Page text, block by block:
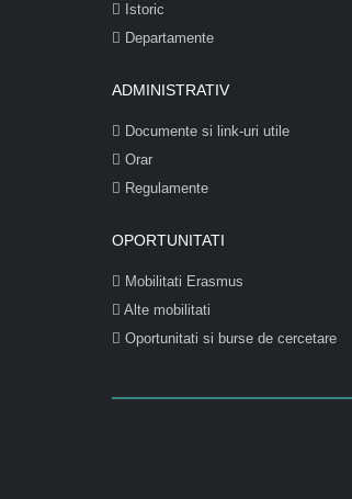
Istoric
Departamente
ADMINISTRATIV
Documente si link-uri utile
Orar
Regulamente
OPORTUNITATI
Mobilitati Erasmus
Alte mobilitati
Oportunitati si burse de cercetare